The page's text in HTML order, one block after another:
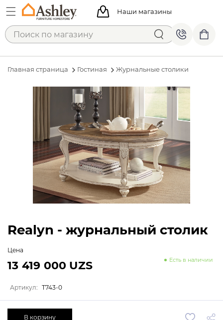
Наши магазины
Главная страница Гостиная Журнальные столики
Realyn - журнальный столик
Цена
Есть в наличии
13 419 000 UZS
Артикул: T743-0
В корзину